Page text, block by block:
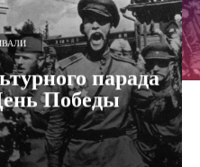
парада
Победы